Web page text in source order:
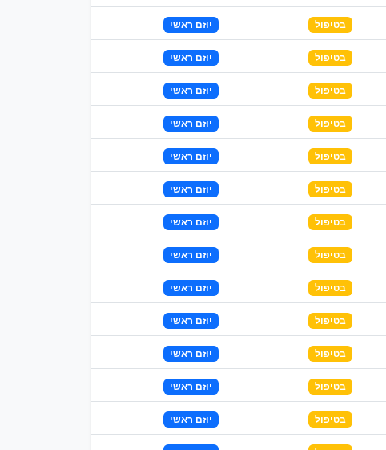
בטיפול יוזם ראשי
בטיפול יוזם ראשי
בטיפול יוזם ראשי
בטיפול יוזם ראשי
בטיפול יוזם ראשי
בטיפול יוזם ראשי
בטיפול יוזם ראשי
בטיפול יוזם ראשי
בטיפול יוזם ראשי
בטיפול יוזם ראשי
בטיפול יוזם ראשי
בטיפול יוזם ראשי
בטיפול יוזם ראשי